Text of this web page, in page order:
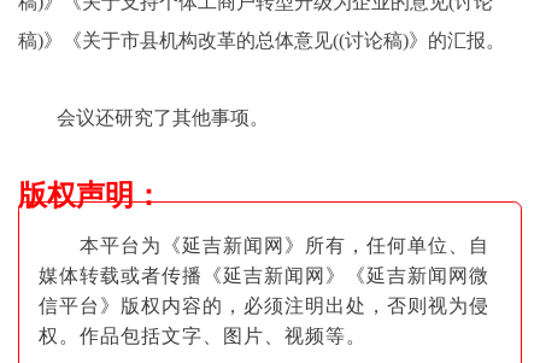
稿)》《关于市县机构改革的总体意见((讨论稿)》的汇报。
会议还研究了其他事项。
版权声明：
本平台为《延吉新闻网》所有，任何单位、自
媒体转载或者传播《延吉新闻网》《延吉新闻网微
信平台》版权内容的，必须注明出处，否则视为侵
权。作品包括文字、图片 、视频等。